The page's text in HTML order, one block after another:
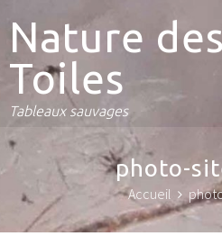
Nature des
Toiles
Tableaux sauvages
photo-
Accueil